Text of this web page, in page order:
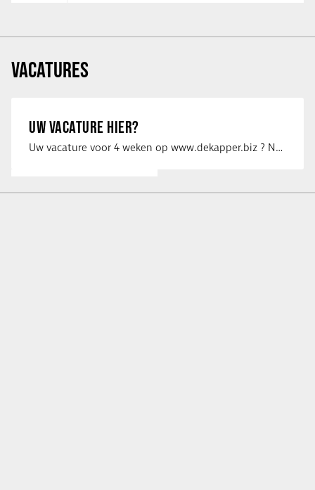
VACATURES
UW VACATURE HIER?
Uw vacature voor 4 weken op www.dekapper.biz ? Neem dan contact op met Maaike …